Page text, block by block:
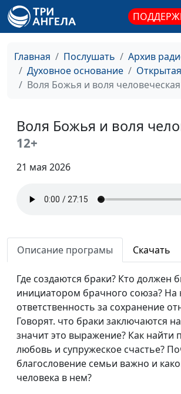
Главная Послушать
Архив
Духовное основание
Воля Божья и воля человеческая
Воля Божья и воля
12+
21 мая 2026
Описание програмы Скачать
Где создаются браки? Кто должен
инициатором брачного союза? На
ответственность за сохранение
Говорят. что браки заключаются
значит это выражение? Как найти
любовь и супружеское счастье?
благословение семьи важно и
человека в нем?
ответил?
В ожидании Второго
Пришествия
Когда будет Второе
Юлия
Ценность человека в
Юлия
Верующие люди - рабы
Божьи или дети Царя?
Юлия
Все верующие - рабы
Юлия